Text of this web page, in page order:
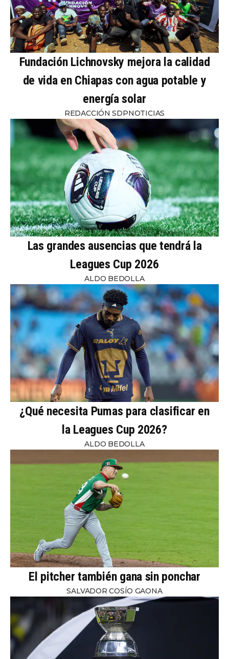
Fundación Lichnovsky mejora la calidad
de vida en Chiapas con agua potable y
energía solar
REDACCIÓN SDPNOTICIAS
Las grandes ausencias que tendrá la
Leagues Cup 2026
ALDO BEDOLLA
¿Qué necesita Pumas para clasificar en
la Leagues Cup 2026?
ALDO BEDOLLA
El pitcher también gana sin ponchar
SALVADOR COSÍO GAONA